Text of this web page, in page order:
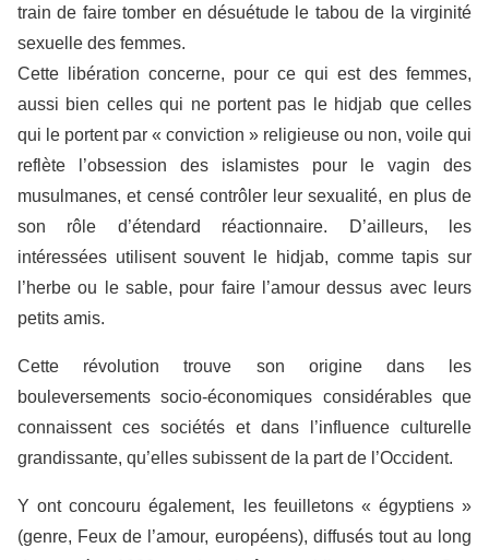
train de faire tomber en désuétude le tabou de la virginité
sexuelle des femmes.
Cette libération concerne, pour ce qui est des femmes,
aussi bien celles qui ne portent pas le hidjab que celles
qui le portent par « conviction » religieuse ou non, voile qui
reflète l’obsession des islamistes pour le vagin des
musulmanes, et censé contrôler leur sexualité, en plus de
son rôle d’étendard réactionnaire. D’ailleurs, les
intéressées utilisent souvent le hidjab, comme tapis sur
l’herbe ou le sable, pour faire l’amour dessus avec leurs
petits amis.
Cette révolution trouve son origine dans les
bouleversements socio-économiques considérables que
connaissent ces sociétés et dans l’influence culturelle
grandissante, qu’elles subissent de la part de l’Occident.
Y ont concouru également, les feuilletons « égyptiens »
(genre, Feux de l’amour, européens), diffusés tout au long